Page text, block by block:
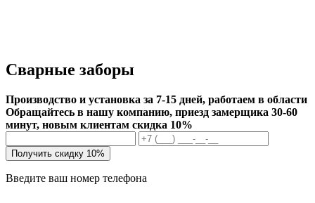
Сварные заборы
Производство и установка за 7-15 дней, работаем в области
Обращайтесь в нашу компанию, приезд замерщика 30-60
минут, новым клиентам скидка 10%
Получить скидку 10%
Введите ваш номер телефона